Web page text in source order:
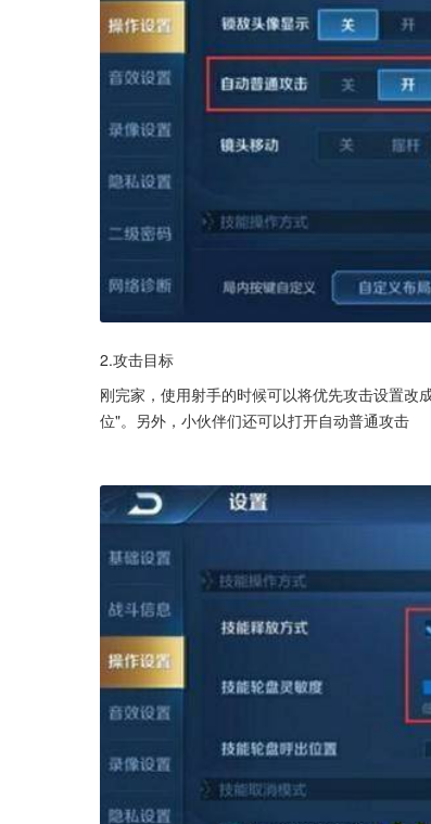
2.攻击目标
刚完家，使用射手的时候可以将优先攻击设置改
位"。另外，小伙伴们还可以打开自动普通攻击